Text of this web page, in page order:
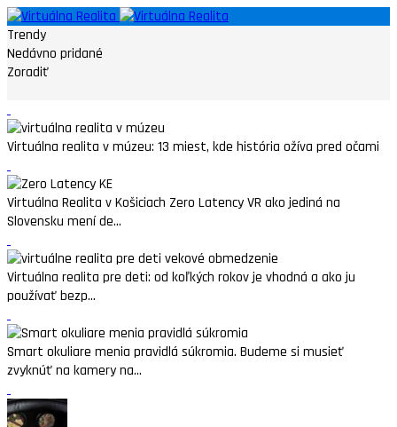
Trendy
Nedávno pridané
Zoradiť
Virtuálna realita v múzeu: 13 miest, kde história ožíva pred očami
Virtuálna Realita v Košiciach Zero Latency VR ako jediná na
Slovensku mení de...
Virtuálna realita pre deti: od koľkých rokov je vhodná a ako ju
používať bezp...
Smart okuliare menia pravidlá súkromia. Budeme si musieť
zvyknúť na kamery na...